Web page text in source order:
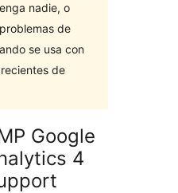
nadie, o
de
se usa con
de
Google
4